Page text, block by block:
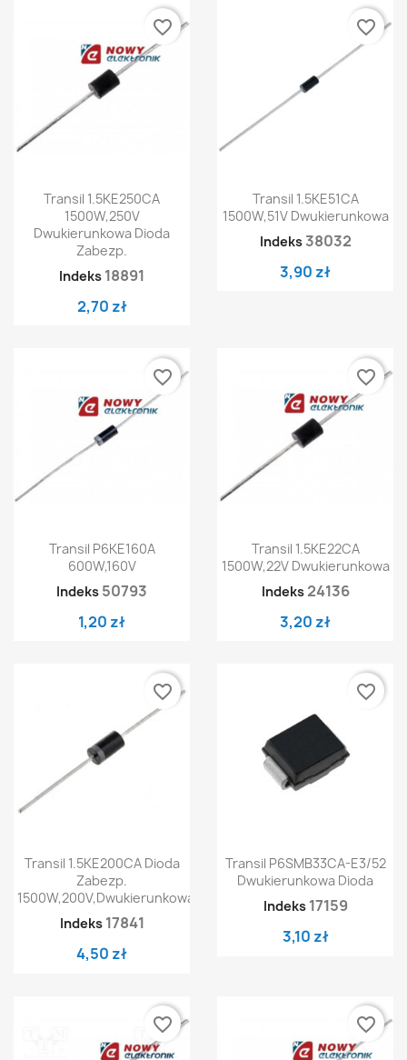
Transil 1.5KE250CA
1500W,250V
Dwukierunkowa Dioda
Zabezp.
Indeks 18891
2,70 zł
favorite_border
Transil 1.5KE51CA
1500W,51V Dwukierunkowa
Indeks 38032
3,90 zł
favorite_border
Transil P6KE160A
600W,160V
Indeks 50793
1,20 zł
favorite_border
Transil 1.5KE22CA
1500W,22V Dwukierunkowa
Indeks 24136
3,20 zł
favorite_border
Transil 1.5KE200CA Dioda
Zabezp.
1500W,200V,Dwukierunkowa
Indeks 17841
4,50 zł
favorite_border
Transil P6SMB33CA-E3/52
Dwukierunkowa Dioda
Indeks 17159
3,10 zł
favorite_border
favorite_border favorite_border